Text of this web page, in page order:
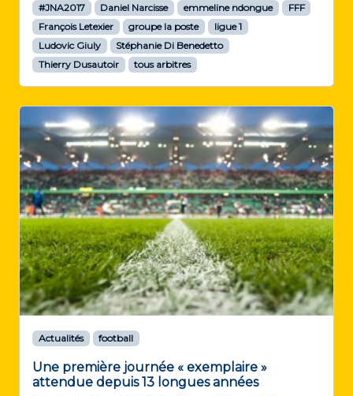
#JNA2017 Daniel Narcisse emmeline ndongue
FFF
François Letexier
groupe la poste
ligue 1
Ludovic Giuly
Stéphanie Di Benedetto
Thierry Dusautoir
tous arbitres
Actualités football
Une première journée « exemplaire »
attendue depuis 13 longues années